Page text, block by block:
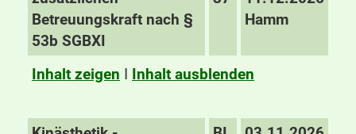
Betreuungskraft nach §
53b SGBXI
Hamm
Inhalt zeigen I Inhalt ausblenden